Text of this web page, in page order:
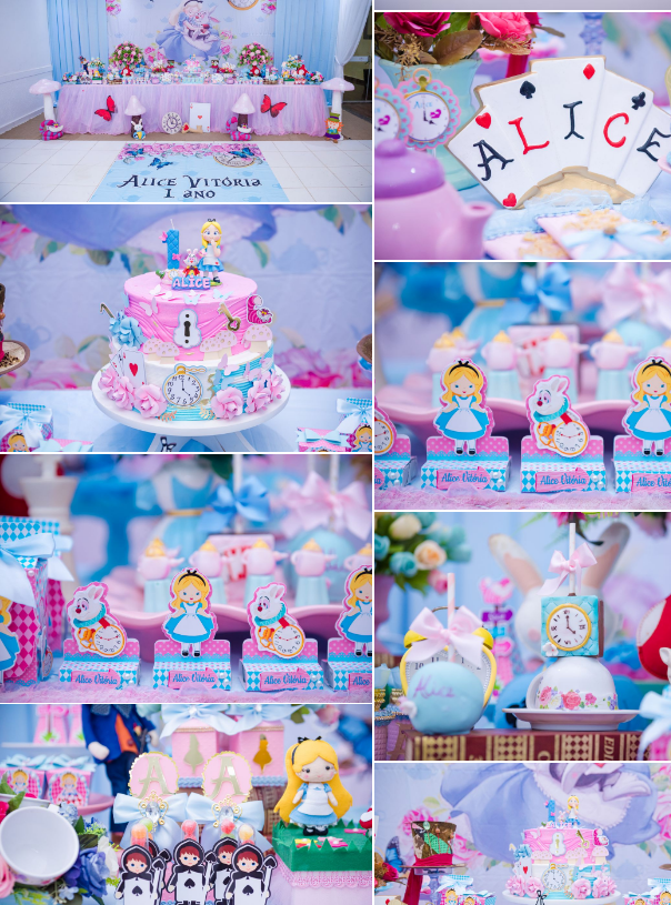
Guardar
Guardar
Guardar